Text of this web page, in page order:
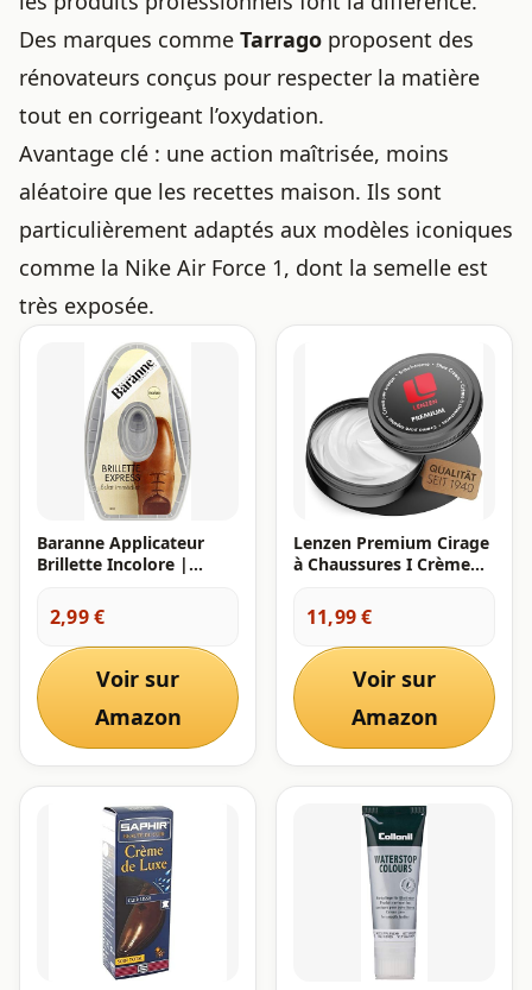
Des marques comme Tarrago proposent des
rénovateurs conçus pour respecter la matière
tout en corrigeant l’oxydation.
Avantage clé : une action maîtrisée, moins
aléatoire que les recettes maison. Ils sont
particulièrement adaptés aux modèles iconiques
comme la Nike Air Force 1, dont la semelle est
très exposée.
Baranne Applicateur
Brillette Incolore |
| Brillance intense |
Chaussures et
accessoires en cuir |
Brillette applicateur
mousse | 6ML
2,99 €
Voir sur
Amazon
Lenzen Premium Cirage
à Chaussures I Crème
Lisse et Grainé (Blanc)
11,99 €
Voir sur
Amazon